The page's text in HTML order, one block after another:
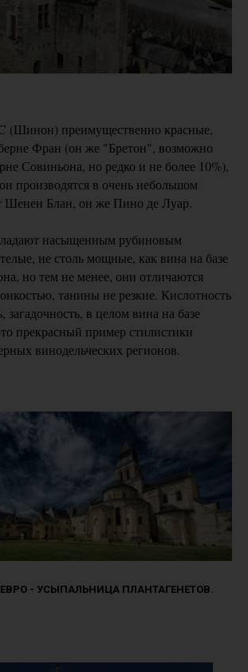
(Шинон) преимущественно красные,
Фран (он же "Бретон", возможно
Совиньона, но редко и не более 10%),
производятся в очень небольшом
Шенен Блан, он же Пино де Луар.
насыщенным рубиновым
не столь мощные, как вина на базе
но тем не менее, они отличаются
танины не резкие. Кислотность
загадочность, в целом вина на базе
прекрасный пример стилистики
винодельческих регионов.
- УСЫПАЛЬНИЦА ПЛАНТАГЕНЕТОВ.